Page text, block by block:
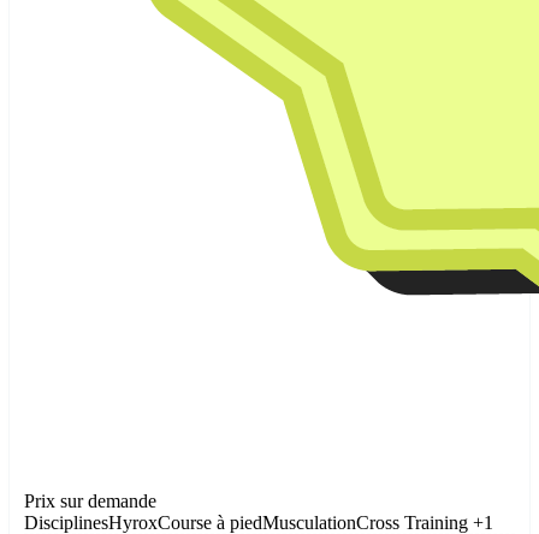
Prix sur demande
DisciplinesHyroxCourse à piedMusculationCross Training +1